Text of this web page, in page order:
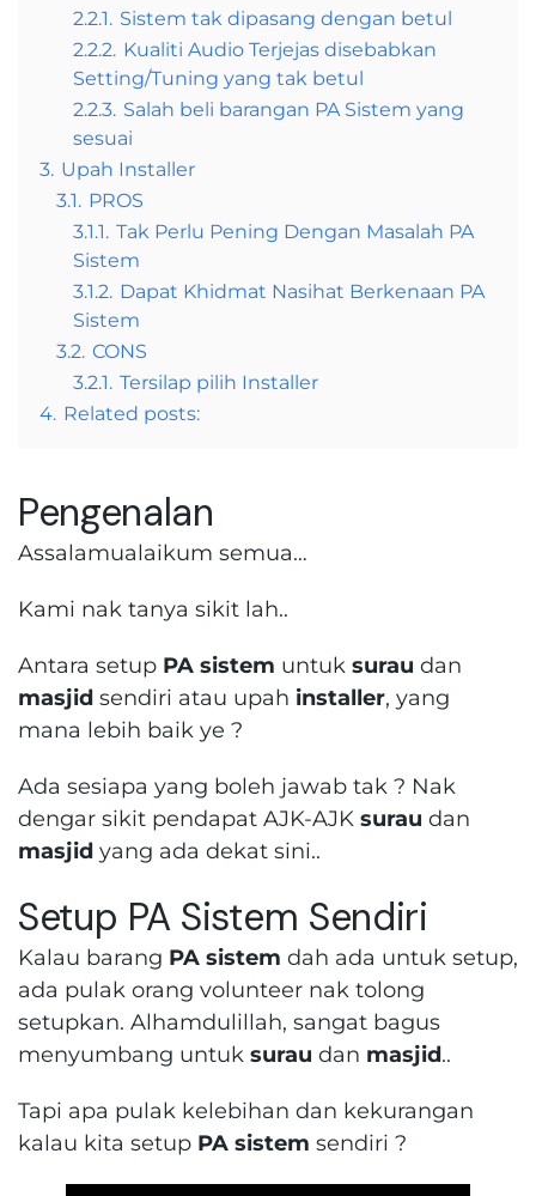
2.2.1. Sistem tak dipasang dengan betul
2.2.2. Kualiti Audio Terjejas disebabkan
Setting/Tuning yang tak betul
2.2.3. Salah beli barangan PA Sistem yang
sesuai
3. Upah Installer
3.1. PROS
3.1.1. Tak Perlu Pening Dengan Masalah PA
Sistem
3.1.2. Dapat Khidmat Nasihat Berkenaan PA
Sistem
3.2. CONS
3.2.1. Tersilap pilih Installer
4. Related posts:
Pengenalan
Assalamualaikum semua…
Kami nak tanya sikit lah..
Antara setup PA sistem untuk surau dan
masjid sendiri atau upah installer, yang
mana lebih baik ye ?
Ada sesiapa yang boleh jawab tak ? Nak
dengar sikit pendapat AJK-AJK surau dan
masjid yang ada dekat sini..
Setup PA Sistem Sendiri
Kalau barang PA sistem dah ada untuk setup,
ada pulak orang volunteer nak tolong
setupkan. Alhamdulillah, sangat bagus
menyumbang untuk surau dan masjid..
Tapi apa pulak kelebihan dan kekurangan
kalau kita setup PA sistem sendiri ?